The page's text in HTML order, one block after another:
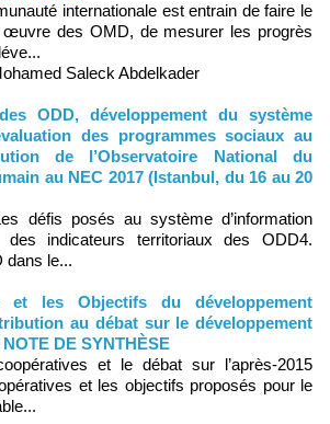
internationale est entrain de faire le
des OMD, de mesurer les progrès
Saleck Abdelkader
ODD, développement du système
des programmes sociaux au
de l’Observatoire National du
au NEC 2017 (Istanbul, du 16 au 20
défis posés au système d’information
indicateurs territoriaux des ODD4.
dans le...
et les Objectifs du développement
au débat sur le développement
DE SYNTHÈSE
et le débat sur l’après-2015
et les objectifs proposés pour le